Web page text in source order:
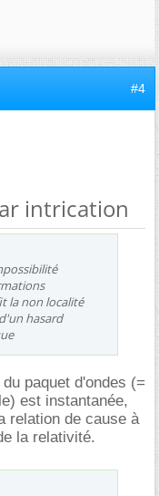
#4
intrication
la non localité
hasard
paquet d'ondes (=
est instantanée,
relation de cause à
la relativité.